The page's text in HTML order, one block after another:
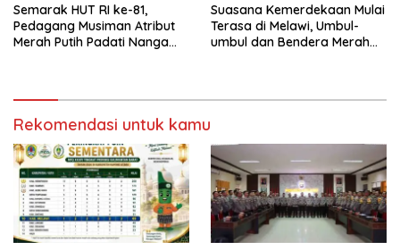
Semarak HUT RI ke-81,
Pedagang Musiman Atribut
Merah Putih Padati Nanga
Suasana Kemerdekaan Mulai
Terasa di Melawi, Umbul-
umbul dan Bendera Merah
Rekomendasi untuk kamu